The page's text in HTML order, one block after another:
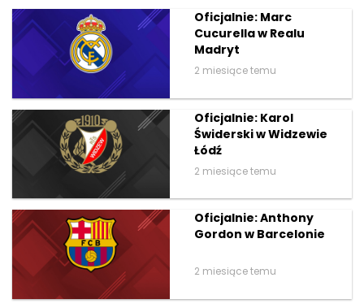
Oficjalnie: Marc
Cucurella w Realu
Madryt
2 miesiące temu
Oficjalnie: Karol
Świderski w Widzewie
Łódź
2 miesiące temu
Oficjalnie: Anthony
Gordon w Barcelonie
2 miesiące temu